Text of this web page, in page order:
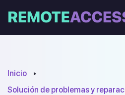
Inicio
Solución de problemas y